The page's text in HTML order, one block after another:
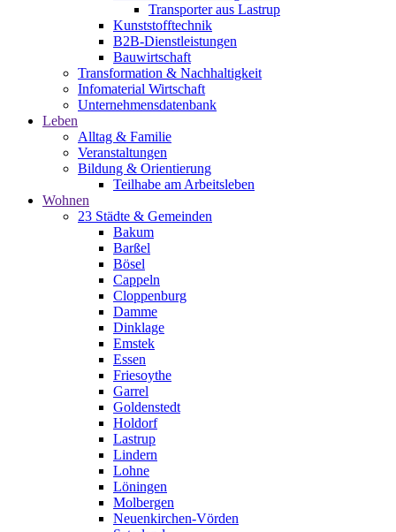
Transporter aus Lastrup
Kunststofftechnik
B2B-Dienstleistungen
Bauwirtschaft
Transformation & Nachhaltigkeit
Infomaterial Wirtschaft
Unternehmensdatenbank
Leben
Alltag & Familie
Veranstaltungen
Bildung & Orientierung
Teilhabe am Arbeitsleben
Wohnen
23 Städte & Gemeinden
Bakum
Barßel
Bösel
Cappeln
Cloppenburg
Damme
Dinklage
Emstek
Essen
Friesoythe
Garrel
Goldenstedt
Holdorf
Lastrup
Lindern
Lohne
Löningen
Molbergen
Neuenkirchen-Vörden